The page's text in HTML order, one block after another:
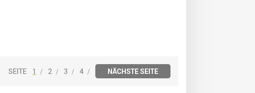
1 2 3 4 NÄCHSTE SEITE